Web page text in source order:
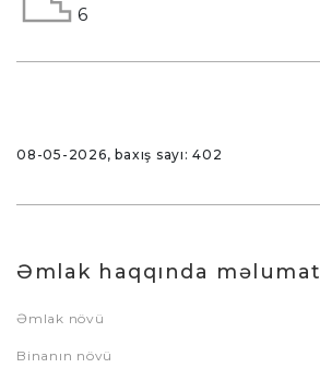
6
08-05-2026, baxış sayı: 402
Əmlak haqqında məlumat
Əmlak növü
Binanın növü